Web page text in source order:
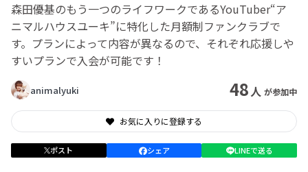
森田優基のもう一つのライフワークであるYouTuber“ア
ニマルハウスユーキ”に特化した月額制ファンクラブで
す。プランによって内容が異なるので、それぞれ応援しや
すいプランで入会が可能です！
animalyuki 48人 が参加中
お気に入りに登録する
ポスト シェア LINEで送る